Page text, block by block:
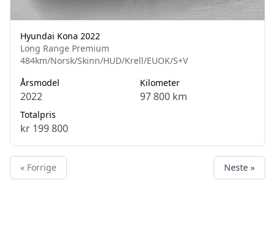
Hyundai Kona 2022
Long Range Premium
484km/Norsk/Skinn/HUD/Krell/EUOK/S+V
Årsmodel
2022
Kilometer
97 800 km
Totalpris
kr 199 800
« Forrige Neste »